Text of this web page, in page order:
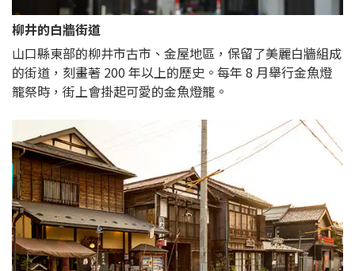
柳井的白牆街道
山口縣東部的柳井市古市、金屋地區，保留了美麗白牆組成
的街道，刻畫著 200 年以上的歷史。每年 8 月舉行金魚燈
籠祭時，街上會掛起可愛的金魚燈籠。